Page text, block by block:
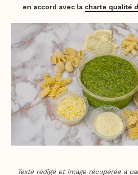
en accord avec la charte qualité
Texte rédigé et image récupérée à